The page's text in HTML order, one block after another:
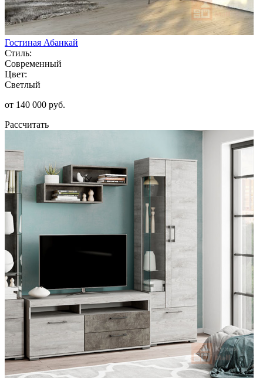
Гостиная Абанкай
Стиль:
Современный
Цвет:
Светлый
от 140 000 руб.
Рассчитать